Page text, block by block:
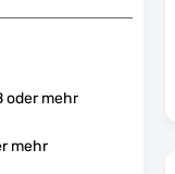
oder mehr
mehr